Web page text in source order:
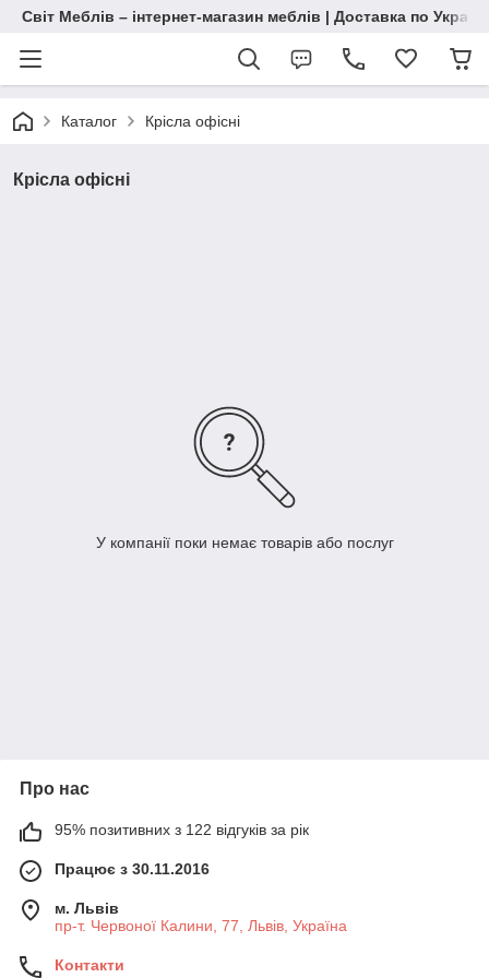
Світ Меблів – інтернет-магазин меблів | Доставка по
Каталог Крісла офісні
Крісла офісні
У компанії поки немає товарів або послуг
Про нас
95% позитивних з 122 відгуків за рік
Працює з 30.11.2016
м. Львів
пр-т. Червоної Калини, 77, Львів, Україна
Контакти